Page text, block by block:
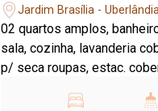
Jardim Brasília -
02 quartos amplos,
sala, cozinha, lavanderia
p/ seca roupas, estac.